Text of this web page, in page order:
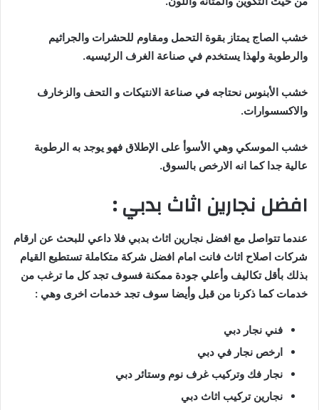
خشب الصاج يمتاز بقوة التحمل ومقاوم للحشرات والجراثيم
والرطوبة ولهذا يستخدم في صناعة الغرف الرئيسيه.
خشب الأبنوس نحتاجه في صناعة الانتيكات و التحف والزخارف
والاكسسوارات.
خشب الموسكي وهي الأسوأ على الإطلاق فهو يوجد به الرطوبة
عالية جدا كما انه الارخص بالسوق.
افضل نجارين اثاث بدبي :
عندما تتواصل مع افضل نجارين اثاث بدبي فلا داعي للبحث عن ارقام
شركات اصلاح اثاث فانت امام افضل شركة متكاملة تستطيع القيام
بذلك بأقل تكاليف وأعلي جودة ممكنة فسوف تجد كل ما ترغب من
خدمات كما ذكرنا من قبل وأيضا سوف تجد خدمات اخرى وهي :
فني نجار دبي
ارخص نجار في دبي
نجار فك وتركيب غرف نوم وستائر دبي
نجارين تركيب اثاث دبي